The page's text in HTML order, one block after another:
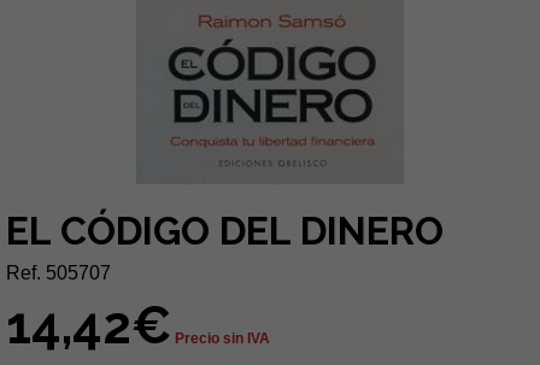
EL CÓDIGO DEL DINERO
Ref. 505707
14,42€ Precio sin IVA